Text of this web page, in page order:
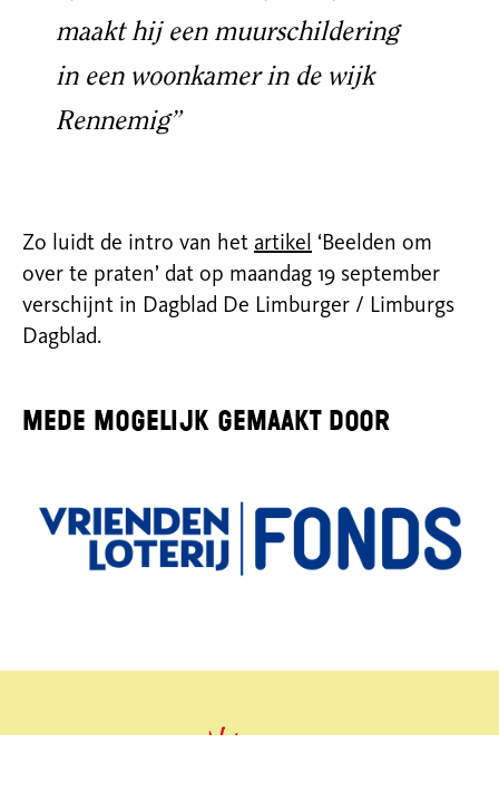
maakt hij een muurschildering
in een woonkamer in de wijk
Rennemig”
Zo luidt de intro van het artikel ‘Beelden om
over te praten’ dat op maandag 19 september
verschijnt in Dagblad De Limburger / Limburgs
Dagblad.
Mede mogelijk gemaakt door